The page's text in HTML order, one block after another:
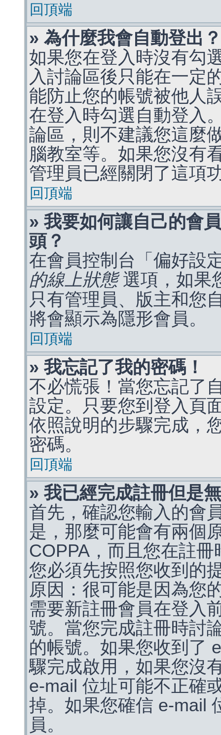
回頂端
» 為什麼我會自動登出？
如果您在登入時沒有勾
入討論區後只能在一定
能防止您的帳號被他人
在登入時勾選自動登入
論區，則不建議您這麼
腦教室等。如果您沒有
管理員已經關閉了這項
回頂端
» 我要如何讓自己的會
頭？
在會員控制台「偏好設
的線上狀態選項，如果
只有管理員、版主和您
將會顯示為隱形會員。
回頂端
» 我忘記了我的密碼！
不必慌張！當您忘記了
設定。只要您到登入頁
依照說明的步驟完成，
密碼。
回頂端
» 我已經完成註冊但是
首先，確認您輸入的會
是，那麼可能會有兩個
COPPA，而且您在註
您必須先按照您收到的
原因：很可能是因為您
需要新註冊會員在登入
號。當您完成註冊時討
的帳號。如果您收到了
驟完成啟用，如果您沒
e-mail 位址可能不正確
掉。如果您確信 e-mail
員。